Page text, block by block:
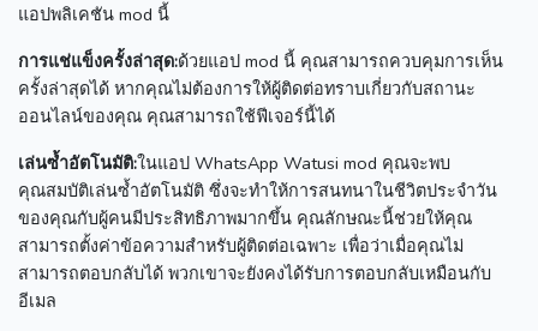
แอปพลิเคชัน mod นี้
การแช่แข็งครั้งล่าสุด:ด้วยแอป mod นี้ คุณสามารถควบคุมการเห็น
ครั้งล่าสุดได้ หากคุณไม่ต้องการให้ผู้ติดต่อทราบเกี่ยวกับสถานะ
ออนไลน์ของคุณ คุณสามารถใช้ฟีเจอร์นี้ได้
เล่นซ้ำอัตโนมัติ:ในแอป WhatsApp Watusi mod คุณจะพบ
คุณสมบัติเล่นซ้ำอัตโนมัติ ซึ่งจะทำให้การสนทนาในชีวิตประจำวัน
ของคุณกับผู้คนมีประสิทธิภาพมากขึ้น คุณลักษณะนี้ช่วยให้คุณ
สามารถตั้งค่าข้อความสำหรับผู้ติดต่อเฉพาะ เพื่อว่าเมื่อคุณไม่
สามารถตอบกลับได้ พวกเขาจะยังคงได้รับการตอบกลับเหมือนกับ
อีเมล